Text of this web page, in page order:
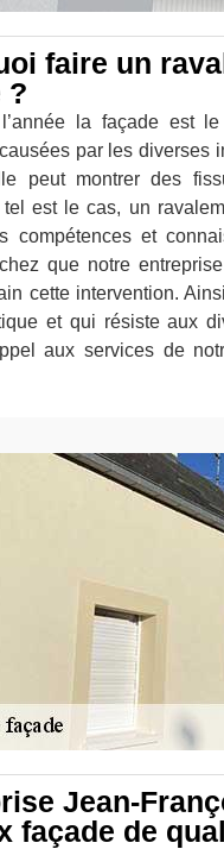
faire un
?
la façade est
par les diverses
peut montrer des
tel est le cas, un
compétences et
que notre
cette intervention.
et qui résiste aux
aux services de
Jean-
façade de